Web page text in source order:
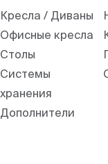
Кресла / Диваны
Офисные кресла
Столы
Системы
хранения
Дополнители